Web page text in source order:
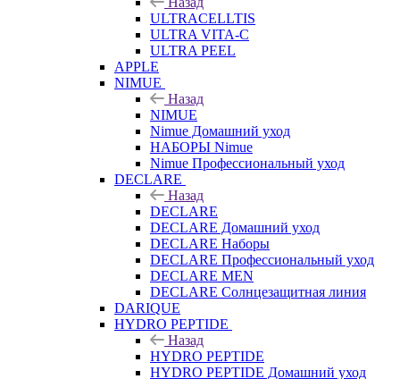
ULTRACELLTIS
ULTRA VITA-C
ULTRA PEEL
APPLE
NIMUE
Назад
NIMUE
Nimue Домашний уход
НАБОРЫ Nimue
Nimue Профессиональный уход
DECLARE
Назад
DECLARE
DECLARE Домашний уход
DECLARE Наборы
DECLARE Профессиональный уход
DECLARE MEN
DECLARE Солнцезащитная линия
DARIQUE
HYDRO PEPTIDE
Назад
HYDRO PEPTIDE
HYDRO PEPTIDE Домашний уход